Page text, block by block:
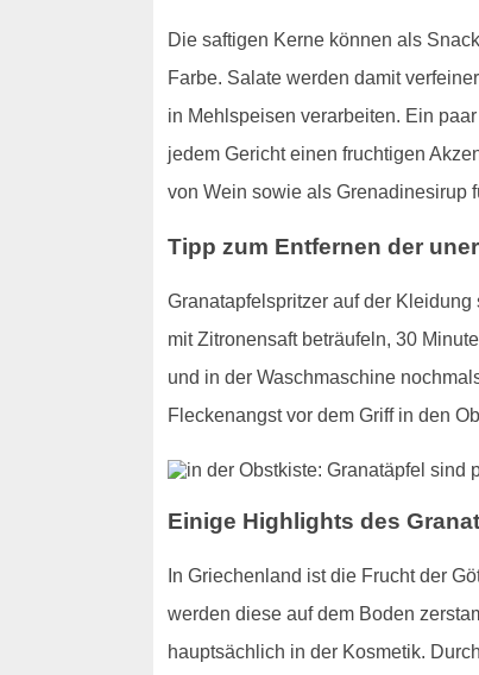
Die saftigen Kerne können als
Farbe. Salate werden damit
in Mehlspeisen verarbeiten. Ein
jedem Gericht einen fruchtigen
von Wein sowie als Grenadinesirup
Tipp zum Entfernen der
Granatapfelspritzer auf der
mit Zitronensaft beträufeln, 30
und in der Waschmaschine
Fleckenangst vor dem Griff in den
Einige Highlights des
In Griechenland ist die Frucht der
werden diese auf dem Boden
hauptsächlich in der Kosmetik.